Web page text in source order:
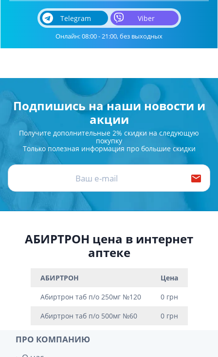
Telegram Viber
Онлайн: 08:00 - 21:00, без выходных
Подпишись на наши новости и
акции
Получите дополнительные 2% скидки на следующую
покупку
Только полезная информация про большие скидки
АБИРТРОН цена в интернет
аптеке
АБИРТРОН Цена
Абиртрон таб п/о 250мг №120 0 грн
Абиртрон таб п/о 500мг №60 0 грн
ПРО КОМПАНИЮ